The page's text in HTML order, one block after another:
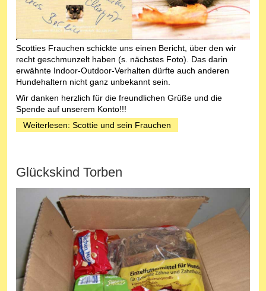
Scotties Frauchen schickte uns einen Bericht, über den wir
recht geschmunzelt haben (s. nächstes Foto). Das darin
erwähnte Indoor-Outdoor-Verhalten dürfte auch anderen
Hundehaltern nicht ganz unbekannt sein.
Wir danken herzlich für die freundlichen Grüße und die
Spende auf unserem Konto!!!
Weiterlesen: Scottie und sein Frauchen
Glückskind Torben